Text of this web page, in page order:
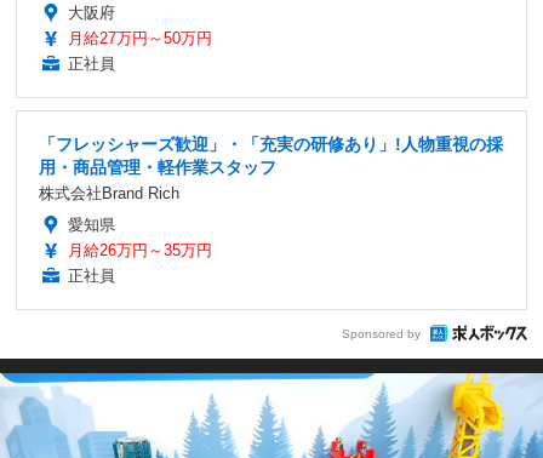
大阪府
月給27万円～50万円
正社員
「フレッシャーズ歓迎」・「充実の研修あり」!人物重視の採
用・商品管理・軽作業スタッフ
株式会社Brand Rich
愛知県
月給26万円～35万円
正社員
Sponsored by